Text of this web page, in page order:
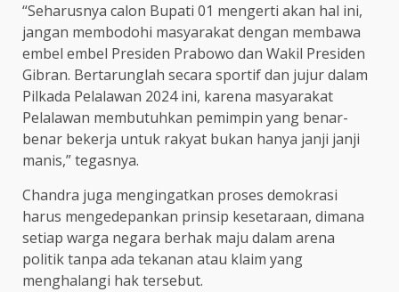
“Seharusnya calon Bupati 01 mengerti akan hal ini,
jangan membodohi masyarakat dengan membawa
embel embel Presiden Prabowo dan Wakil Presiden
Gibran. Bertarunglah secara sportif dan jujur dalam
Pilkada Pelalawan 2024 ini, karena masyarakat
Pelalawan membutuhkan pemimpin yang benar-
benar bekerja untuk rakyat bukan hanya janji janji
manis,” tegasnya.
Chandra juga mengingatkan proses demokrasi
harus mengedepankan prinsip kesetaraan, dimana
setiap warga negara berhak maju dalam arena
politik tanpa ada tekanan atau klaim yang
menghalangi hak tersebut.